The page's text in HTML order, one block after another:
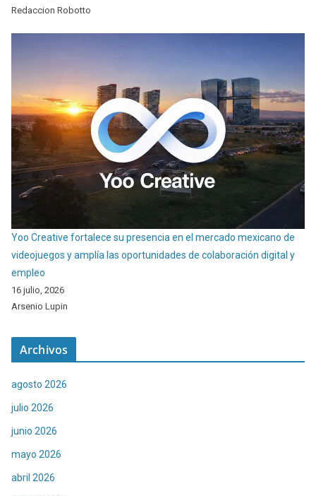
Redaccion Robotto
Yoo Creative fortalece su presencia en el mercado mexicano de
videojuegos y amplía las oportunidades de colaboración digital y
empleo
16 julio, 2026
Arsenio Lupin
Archivos
agosto 2026
julio 2026
junio 2026
mayo 2026
abril 2026